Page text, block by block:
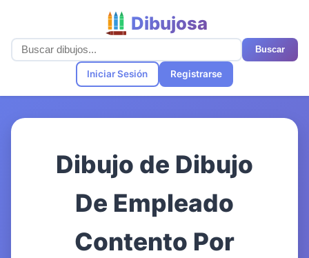
Dibujosa
Buscar
Iniciar Sesión Registrarse
Dibujo de Dibujo
De Empleado
Contento Por